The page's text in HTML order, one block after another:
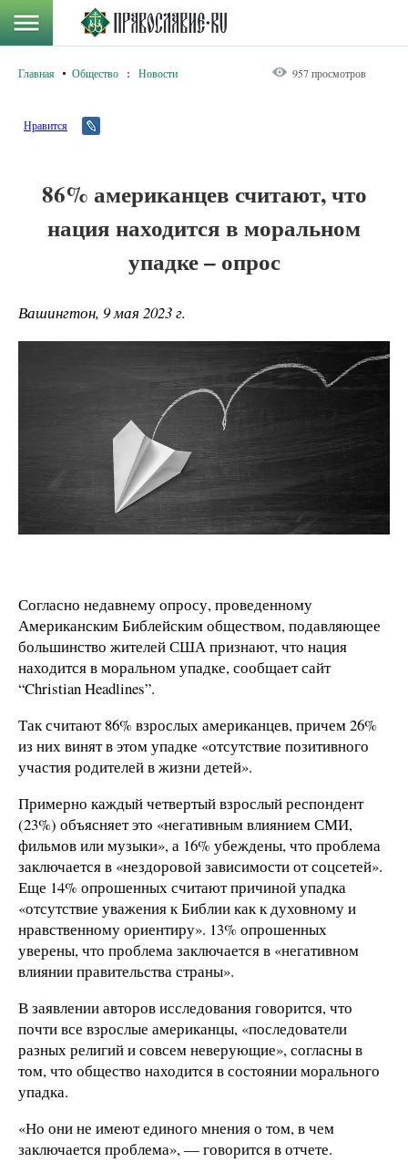
Главная Общество : Новости 957 просмотров
Нравится
86% американцев считают, что
нация находится в моральном
упадке – опрос
Вашингтон, 9 мая 2023 г.
Согласно недавнему опросу, проведенному
Американским Библейским обществом, подавляющее
большинство жителей США признают, что нация
находится в моральном упадке, сообщает сайт
“Christian Headlines”.
Так считают 86% взрослых американцев, причем 26%
из них винят в этом упадке «отсутствие позитивного
участия родителей в жизни детей».
Примерно каждый четвертый взрослый респондент
(23%) объясняет это «негативным влиянием СМИ,
фильмов или музыки», а 16% убеждены, что проблема
заключается в «нездоровой зависимости от соцсетей».
Еще 14% опрошенных считают причиной упадка
«отсутствие уважения к Библии как к духовному и
нравственному ориентиру». 13% опрошенных
уверены, что проблема заключается в «негативном
влиянии правительства страны».
В заявлении авторов исследования говорится, что
почти все взрослые американцы, «последователи
разных религий и совсем неверующие», согласны в
том, что общество находится в состоянии морального
упадка.
«Но они не имеют единого мнения о том, в чем
заключается проблема», — говорится в отчете.